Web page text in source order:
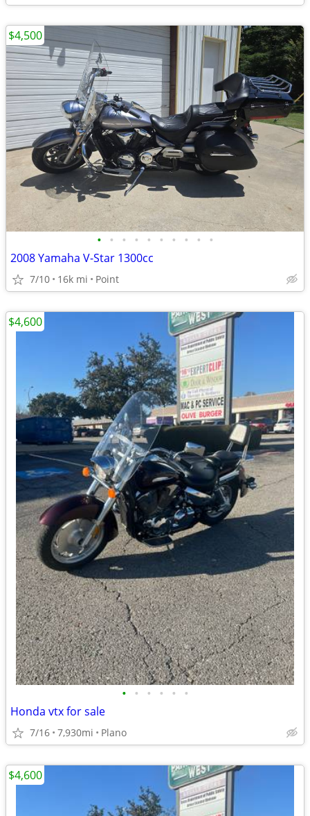
• • • • • • • • • •
2008 Yamaha V-Star 1300cc
7/10 16k mi Point
$4,500
• • • • • •
Honda vtx for sale
7/16 7,930mi Plano
$4,600
$4,600